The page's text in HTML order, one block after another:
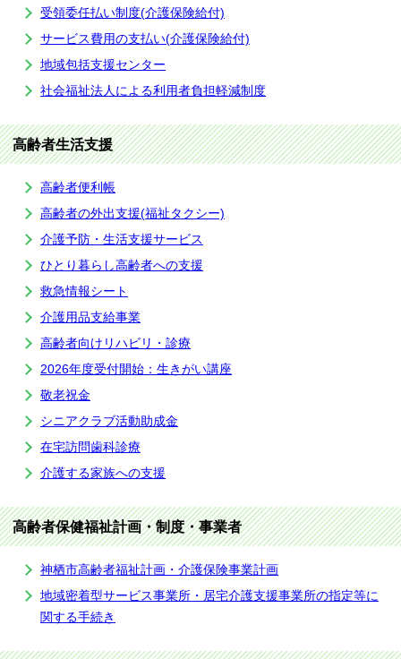
受領委任払い制度(介護保険給付)
サービス費用の支払い(介護保険給付)
地域包括支援センター
社会福祉法人による利用者負担軽減制度
高齢者生活支援
高齢者便利帳
高齢者の外出支援(福祉タクシー)
介護予防・生活支援サービス
ひとり暮らし高齢者への支援
救急情報シート
介護用品支給事業
高齢者向けリハビリ・診療
2026年度受付開始：生きがい講座
敬老祝金
シニアクラブ活動助成金
在宅訪問歯科診療
介護する家族への支援
高齢者保健福祉計画・制度・事業者
神栖市高齢者福祉計画・介護保険事業計画
地域密着型サービス事業所・居宅介護支援事業所の指定等に
関する手続き